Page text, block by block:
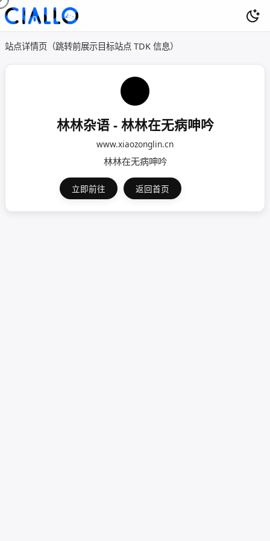
站点详情页（跳转前展示目标站点 TDK 信息）
林林杂语 - 林林在无病呻吟
www.xiaozonglin.cn
林林在无病呻吟
立即前往 返回首页